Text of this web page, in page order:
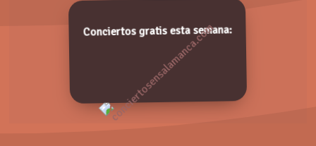
Valora de 1 a 5 puntos. ¡Gracias!
Conciertos gratis esta semana: